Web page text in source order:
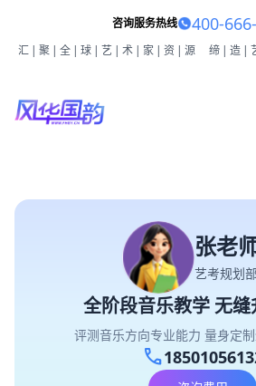
咨询服务热线 400-
汇|聚|全|球|艺|术|家|资|源 缔|造|
张老
艺考规划
全阶段音乐教学 无
评测音乐方向专业能力 量身定
call